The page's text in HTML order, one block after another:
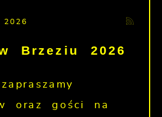
Brzeziu 2026
oraz gości na